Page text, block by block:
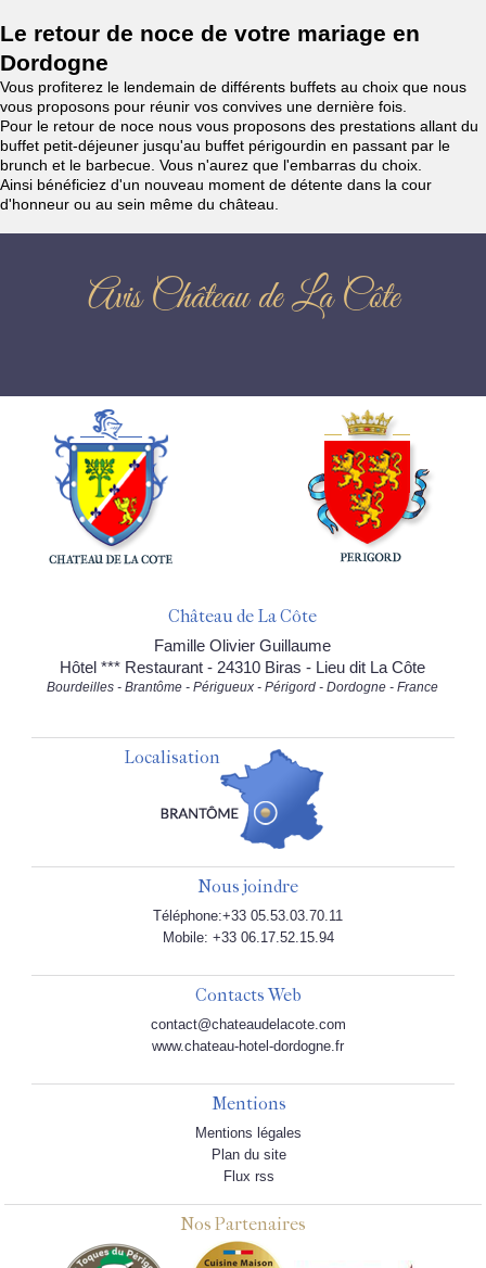
Le retour de noce de votre mariage en
Dordogne
Vous profiterez le lendemain de différents buffets au choix que nous
vous proposons pour réunir vos convives une dernière fois.
Pour le retour de noce nous vous proposons des prestations allant du
buffet petit-déjeuner jusqu'au buffet périgourdin en passant par le
brunch et le barbecue. Vous n'aurez que l'embarras du choix.
Ainsi bénéficiez d'un nouveau moment de détente dans la cour
d'honneur ou au sein même du château.
Avis Château de La Côte
Château de La Côte
Famille Olivier Guillaume
Hôtel *** Restaurant - 24310 Biras - Lieu dit La Côte
Bourdeilles - Brantôme - Périgueux - Périgord - Dordogne - France
Localisation
Nous joindre
Téléphone:+33 05.53.03.70.11
Mobile: +33 06.17.52.15.94
Contacts Web
contact@chateaudelacote.com
www.chateau-hotel-dordogne.fr
Mentions
Mentions légales
Plan du site
Flux rss
Nos Partenaires